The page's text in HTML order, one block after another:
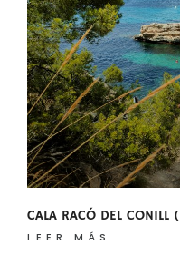
CALA RACÓ DEL CONILL
LEER MÁS